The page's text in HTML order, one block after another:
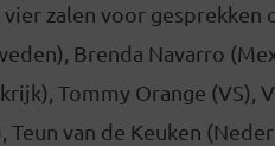
zalen voor gesprekken
Brenda Navarro
Tommy Orange (VS),
Teun van de Keuken